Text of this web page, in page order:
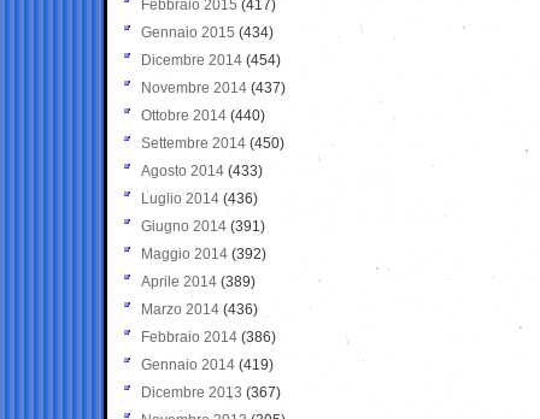
Febbraio 2015 (417)
Gennaio 2015 (434)
Dicembre 2014 (454)
Novembre 2014 (437)
Ottobre 2014 (440)
Settembre 2014 (450)
Agosto 2014 (433)
Luglio 2014 (436)
Giugno 2014 (391)
Maggio 2014 (392)
Aprile 2014 (389)
Marzo 2014 (436)
Febbraio 2014 (386)
Gennaio 2014 (419)
Dicembre 2013 (367)